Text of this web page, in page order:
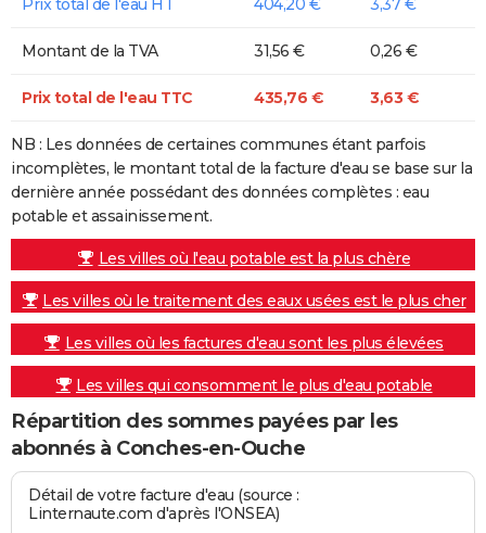
Montant de la TVA 31,56 € 0,26 €
Prix total de l'eau TTC 435,76 € 3,63 €
NB : Les données de certaines communes étant parfois
incomplètes, le montant total de la facture d'eau se base sur la
dernière année possédant des données complètes : eau
potable et assainissement.
Les villes où l'eau potable est la plus chère
Les villes où le traitement des eaux usées est le plus cher
Les villes où les factures d'eau sont les plus élevées
Les villes qui consomment le plus d'eau potable
Répartition des sommes payées par les
abonnés à Conches-en-Ouche
Détail de votre facture d'eau (source :
Linternaute.com d'après l'ONSEA)